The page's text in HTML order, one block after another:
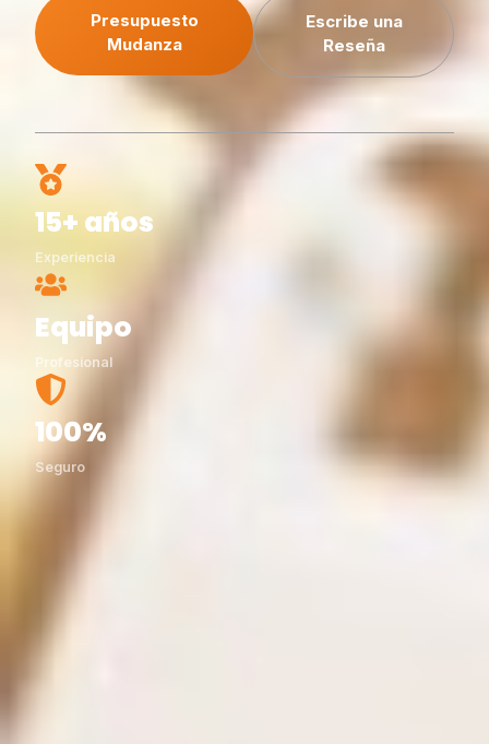
Presupuesto
Mudanza
Escribe una
Reseña
15+ años
Experiencia
Equipo
Profesional
100%
Seguro